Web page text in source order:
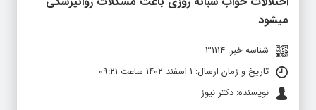
میشود
شناسه خبر: 31114
تاریخ و زمان ارسال: ۱ اسفند ۱۴۰۲ ساعت ۰۹:۲۱
نویسنده: دکتر نیوز